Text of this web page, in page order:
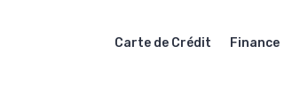
Carte de Crédit Finance